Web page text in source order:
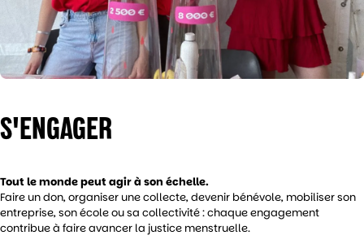
S'ENGAGER
Tout le monde peut agir à son échelle.
Faire un don, organiser une collecte, devenir bénévole, mobiliser son
entreprise, son école ou sa collectivité : chaque engagement
contribue à faire avancer la justice menstruelle.